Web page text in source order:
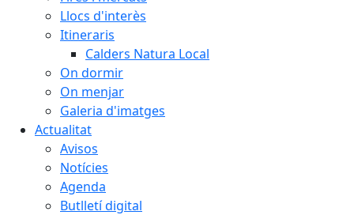
Llocs d'interès
Itineraris
Calders Natura Local
On dormir
On menjar
Galeria d'imatges
Actualitat
Avisos
Notícies
Agenda
Butlletí digital